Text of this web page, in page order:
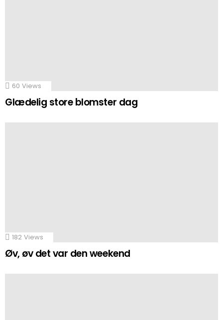
60 Views
Glædelig store blomster dag
182 Views
Øv, øv det var den weekend